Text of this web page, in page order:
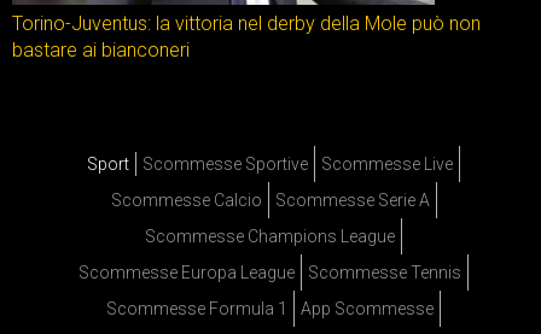
Torino-Juventus: la vittoria nel derby della Mole può non
bastare ai bianconeri
Sport Scommesse Sportive
Scommesse Live
Scommesse Calcio
Scommesse Serie A
Scommesse Champions League
Scommesse Europa League
Scommesse Tennis
Scommesse Formula 1
App Scommesse